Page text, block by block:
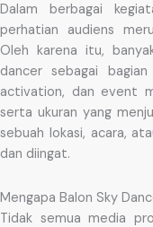
Dalam berbagai
perhatian audiens
Oleh karena itu,
dancer sebagai
activation, dan event
serta ukuran yang
sebuah lokasi, acara,
dan diingat.
Mengapa Balon Sky
Tidak semua media